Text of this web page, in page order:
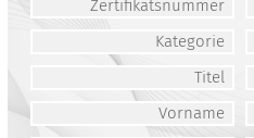
Zertifikatsnummer
Kategorie
Titel
Vorname